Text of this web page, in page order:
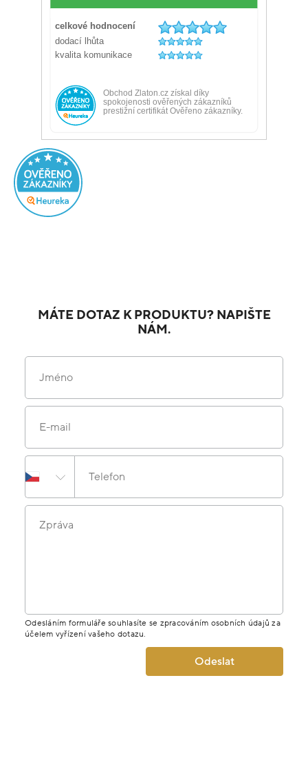
MÁTE DOTAZ K PRODUKTU? NAPIŠTE
NÁM.
Jméno
E-mail
Telefon
Zpráva
Odesláním formuláře souhlasíte se zpracováním osobních údajů za
účelem vyřízení vašeho dotazu.
Odeslat